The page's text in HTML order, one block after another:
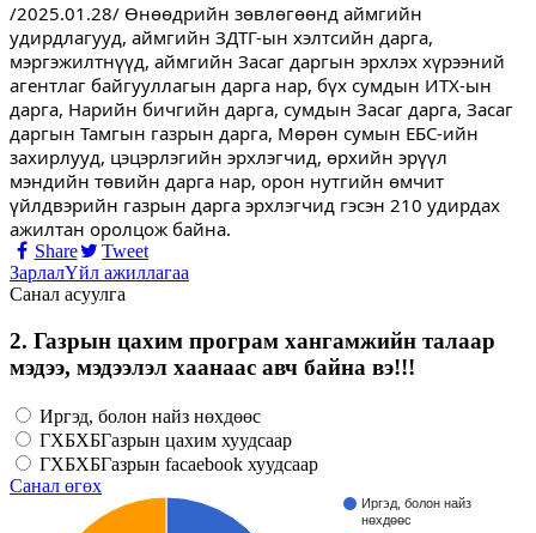
/2025.01.28/ Өнөөдрийн зөвлөгөөнд аймгийн
удирдлагууд, аймгийн ЗДТГ-ын хэлтсийн дарга,
мэргэжилтнүүд, аймгийн Засаг даргын эрхлэх хүрээний
агентлаг байгууллагын дарга нар, бүх сумдын ИТХ-ын
дарга, Нарийн бичгийн дарга, сумдын Засаг дарга, Засаг
даргын Тамгын газрын дарга, Мөрөн сумын ЕБС-ийн
захирлууд, цэцэрлэгийн эрхлэгчид, өрхийн эрүүл
мэндийн төвийн дарга нар, орон нутгийн өмчит
үйлдвэрийн газрын дарга эрхлэгчид гэсэн 210 удирдах
ажилтан оролцож байна.
Share
Tweet
ЗарлалҮйл ажиллагаа
Санал асуулга
2. Газрын цахим програм хангамжийн талаар
мэдээ, мэдээлэл хаанаас авч байна вэ!!!
Иргэд, болон найз нөхдөөс
ГХБХБГазрын цахим хуудсаар
ГХБХБГазрын facaebook хуудсаар
Санал өгөх
Иргэд, болон найз
нөхдөөс